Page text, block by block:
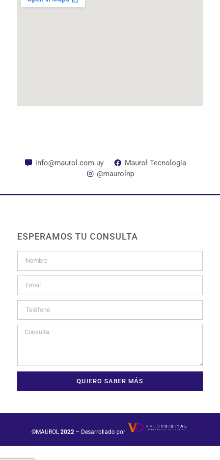
info@maurol.com.uy
Maurol Tecnología
@maurolnp
ESPERAMOS TU CONSULTA
QUIERO SABER MÁS
©MAUROL 2022 – Desarrollado por